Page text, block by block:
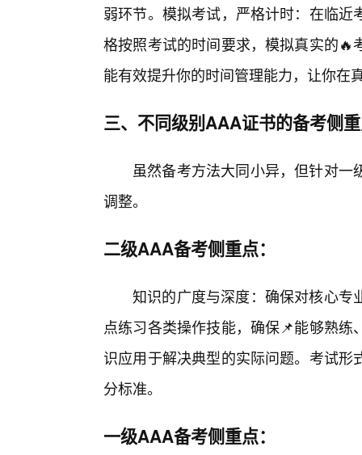
弱环节。模拟考试，严格计时：在临
格按照考试的时间要求，模拟真实的
能有效提升你的时间管理能力，让你在
三、不同级别AAA证书的备考侧
虽然备考方法大同小异，但针对
调整。
二级AAA备考侧重点：
知识的广度与深度：确保对核心专
点练习各类操作技能，确保📌能够熟
识应用于解决典型的实际问题。考试
分标准。
一级AAA备考侧重点：